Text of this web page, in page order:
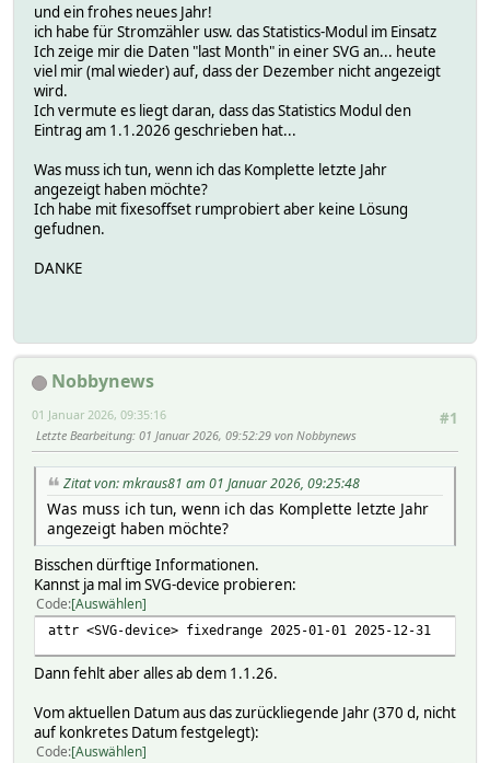
und ein frohes neues Jahr!
ich habe für Stromzähler usw. das Statistics-Modul im Einsatz
Ich zeige mir die Daten "last Month" in einer SVG an... heute
viel mir (mal wieder) auf, dass der Dezember nicht angezeigt
wird.
Ich vermute es liegt daran, dass das Statistics Modul den
Eintrag am 1.1.2026 geschrieben hat...
Was muss ich tun, wenn ich das Komplette letzte Jahr
angezeigt haben möchte?
Ich habe mit fixesoffset rumprobiert aber keine Lösung
gefudnen.
DANKE
Nobbynews
#1
01 Januar 2026, 09:35:16
Letzte Bearbeitung: 01 Januar 2026, 09:52:29 von Nobbynews
Zitat von: mkraus81 am 01 Januar 2026, 09:25:48
Was muss ich tun, wenn ich das Komplette letzte Jahr
angezeigt haben möchte?
Bisschen dürftige Informationen.
Kannst ja mal im SVG-device probieren:
Code Auswählen
attr <SVG-device> fixedrange 2025-01-01 2025-12-31
Dann fehlt aber alles ab dem 1.1.26.
Vom aktuellen Datum aus das zurückliegende Jahr (370 d, nicht
auf konkretes Datum festgelegt):
Code Auswählen